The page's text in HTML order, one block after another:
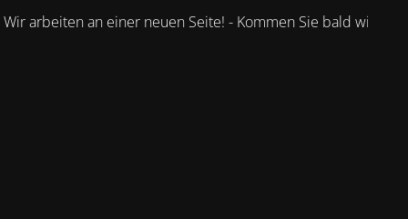
Wir arbeiten an einer neuen Seite! - Kommen Sie bald wieder.